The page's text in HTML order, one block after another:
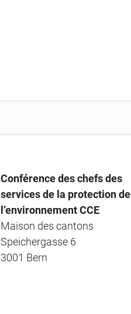
Conférence des chefs des
services de la protection de
l’environnement CCE
Maison des cantons
Speichergasse 6
3001 Bern